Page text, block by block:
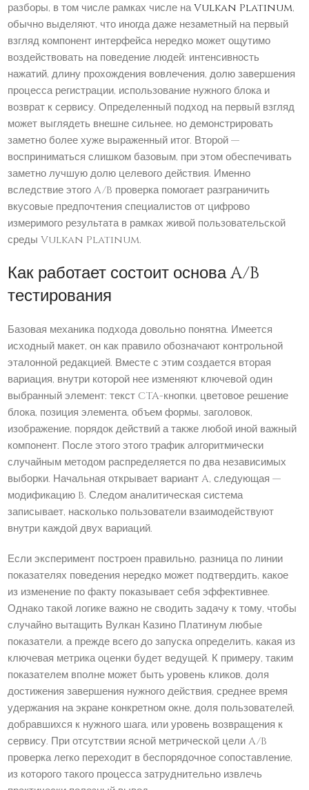
разборы, в том числе рамках числе наVulkan Platinum,
обычно выделяют, что иногда даже незаметный на первый
взгляд компонент интерфейса нередко может ощутимо
воздействовать на поведение людей: интенсивность
нажатий, длину прохождения вовлечения, долю завершения
процесса регистрации, использование нужного блока и
возврат к сервису. Определенный подход на первый взгляд
может выглядеть внешне сильнее, но демонстрировать
заметно более хуже выраженный итог. Второй —
восприниматься слишком базовым, при этом обеспечивать
заметно лучшую долю целевого действия. Именно
вследствие этого A/B проверка помогает разграничить
вкусовые предпочтения специалистов от цифрово
измеримого результата в рамках живой пользовательской
среды Vulkan Platinum.
Как работает состоит основа A/B
тестирования
Базовая механика подхода довольно понятна. Имеется
исходный макет, он как правило обозначают контрольной
эталонной редакцией. Вместе с этим создается вторая
вариация, внутри которой нее изменяют ключевой один
выбранный элемент: текст CTA-кнопки, цветовое решение
блока, позиция элемента, объем формы, заголовок,
изображение, порядок действий а также любой иной важный
компонент. После этого этого трафик алгоритмически
случайным методом распределяется по два независимых
выборки. Начальная открывает вариант A, следующая —
модификацию B. Следом аналитическая система
записывает, насколько пользователи взаимодействуют
внутри каждой двух вариаций.
Если эксперимент построен правильно, разница по линии
показателях поведения нередко может подтвердить, какое
из изменение по факту показывает себя эффективнее.
Однако такой логике важно не сводить задачу к тому, чтобы
случайно вытащить Вулкан Казино Платинум любые
показатели, а прежде всего до запуска определить, какая из
ключевая метрика оценки будет ведущей. К примеру, таким
показателем вполне может быть уровень кликов, доля
достижения завершения нужного действия, среднее время
удержания на экране конкретном окне, доля пользователей,
добравшихся к нужного шага, или уровень возвращения к
сервису. При отсутствии ясной метрической цели A/B
проверка легко переходит в беспорядочное сопоставление,
из которого такого процесса затруднительно извлечь